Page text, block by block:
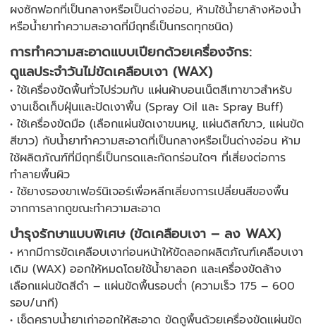
ผงซักฟอกที่เป็นกลางหรือเป็นด่างอ่อน, ห้ามใช้น้ำยาล้างห้องน้ำ
หรือน้ำยาทำความสะอาดที่มีฤทธิ์เป็นกรดทุกชนิด)
การทำความสะอาดแบบเปียกด้วยเครื่องจักร:
ดูแลประจำวันไม่ขัดเคลือบเงา (WAX)
• ใช้เครื่องขัดพื้นทั่วไปร่วมกับ แผ่นผ้าบอนเน็ตสีเทาขาวสำหรับ
งานเช็ดเก็บฝุ่นและปัดเงาพื้น (Spray Oil และ Spray Buff)
• ใช้เครื่องขัดมือ (เลือกแผ่นขัดเงาขนหมู, แผ่นดิสก์ขาว, แผ่นขัด
สีขาว) กับน้ำยาทำความสะอาดที่เป็นกลางหรือเป็นด่างอ่อน ห้าม
ใช้ผลิตภัณฑ์ที่มีฤทธิ์เป็นกรดและกัดกร่อนใดๆ ที่เสี่ยงต่อการ
ทำลายพื้นผิว
• ใช้ยางรองขาเฟอร์นิเจอร์เพื่อหลีกเลี่ยงการเปลี่ยนสีของพื้น
จากการลากถูขณะทำความสะอาด
บำรุงรักษาแบบพิเศษ (ขัดเคลือบเงา – ลง WAX)
• หากมีการขัดเคลือบเงาก่อนหน้าให้ขัดลอกผลิตภัณฑ์เคลือบเงา
เดิม (WAX) ออกให้หมดโดยใช้น้ำยาลอก และเครื่องขัดล้าง
เลือกแผ่นขัดสีดำ – แผ่นขัดพื้นรอบต่ำ (ความเร็ว 175 – 600
รอบ/นาที)
• เช็ดคราบน้ำยาเก่าออกให้สะอาด ขัดถูพื้นด้วยเครื่องขัดแผ่นขัด